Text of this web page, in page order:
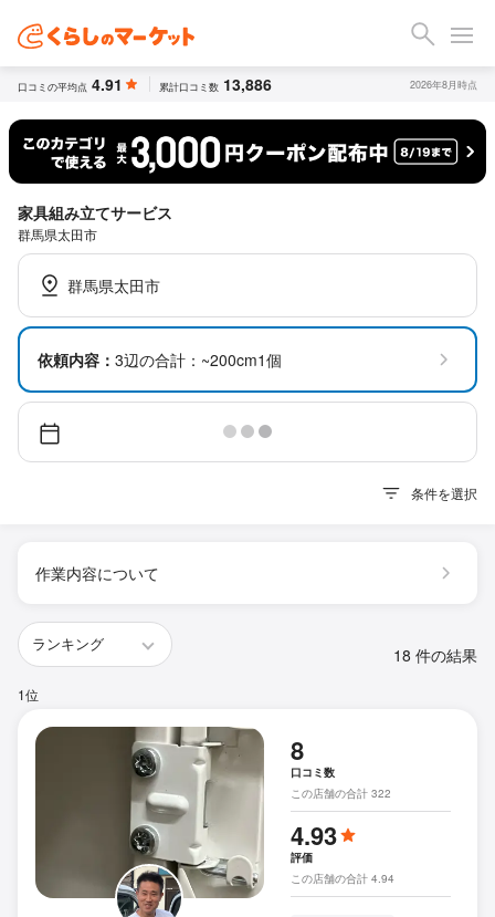
口コミの平均点 4.91 累計口コミ数 13,886 2026年8月時点
家具組み立てサービス
群馬県太田市
群馬県太田市
依頼内容： 3辺の合計：~200cm1個
条件を選択
作業内容について
18 件の結果
1位
8
口コミ数
この店舗の合計 322
4.93
評価
この店舗の合計 4.94